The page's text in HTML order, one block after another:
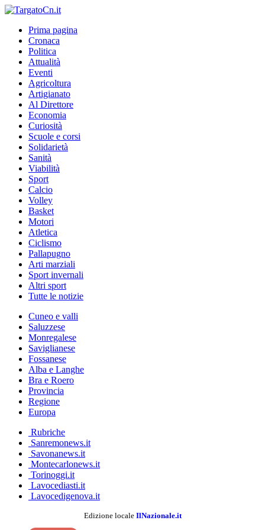
Prima pagina
Cronaca
Politica
Attualità
Eventi
Agricoltura
Artigianato
Al Direttore
Economia
Curiosità
Scuole e corsi
Solidarietà
Sanità
Viabilità
Sport
Calcio
Volley
Basket
Motori
Atletica
Ciclismo
Pallapugno
Arti marziali
Sport invernali
Altri sport
Tutte le notizie
Cuneo e valli
Saluzzese
Monregalese
Saviglianese
Fossanese
Alba e Langhe
Bra e Roero
Provincia
Regione
Europa
Rubriche
Sanremonews.it
Savonanews.it
Montecarlonews.it
Torinoggi.it
Lavocediasti.it
Lavocedigenova.it
Edizione locale IlNazionale.it